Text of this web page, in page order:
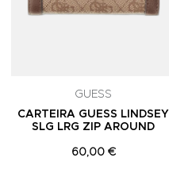
GUESS
CARTEIRA GUESS LINDSEY
SLG LRG ZIP AROUND
60,00 €